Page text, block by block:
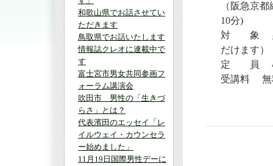
和歌山県でお話させてい
ただきます
鳥取県でお話いたします
情報誌クレオに連載中で
す
富士宮市男女共同参画フ
ォーラム講演会
吹田市 男性の「生きづ
らさ」とは？
代表濱田のエッセイ「レ
イルウェイ・カウンセラ
ー始めました」
11月19日国際男性デーに
（阪急京
10分)
対 象 男性
だけます）
定 員
受講料 無